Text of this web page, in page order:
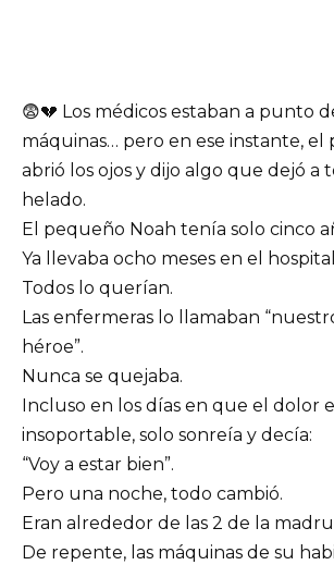
😨💔 Los médicos estaban a punto
máquinas… pero en ese instante, el
abrió los ojos y dijo algo que dejó a
helado.
El pequeño Noah tenía solo cinco
Ya llevaba ocho meses en el
Todos lo querían.
Las enfermeras lo llamaban
héroe”.
Nunca se quejaba.
Incluso en los días en que el dolor
insoportable, solo sonreía y decía:
“Voy a estar bien”.
Pero una noche, todo cambió.
Eran alrededor de las 2 de la
De repente, las máquinas de su